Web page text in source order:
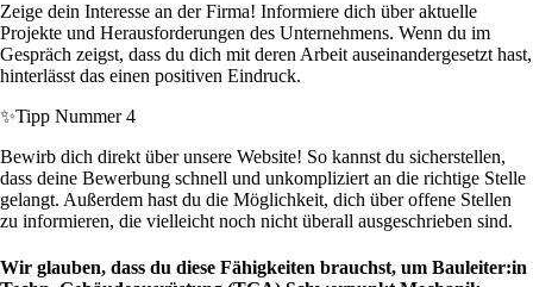
Zeige dein Interesse an der Firma! Informiere dich über aktuelle
Projekte und Herausforderungen des Unternehmens. Wenn du im
Gespräch zeigst, dass du dich mit deren Arbeit auseinandergesetzt hast,
hinterlässt das einen positiven Eindruck.
✨Tipp Nummer 4
Bewirb dich direkt über unsere Website! So kannst du sicherstellen,
dass deine Bewerbung schnell und unkompliziert an die richtige Stelle
gelangt. Außerdem hast du die Möglichkeit, dich über offene Stellen
zu informieren, die vielleicht noch nicht überall ausgeschrieben sind.
Wir glauben, dass du diese Fähigkeiten brauchst, um Bauleiter:in